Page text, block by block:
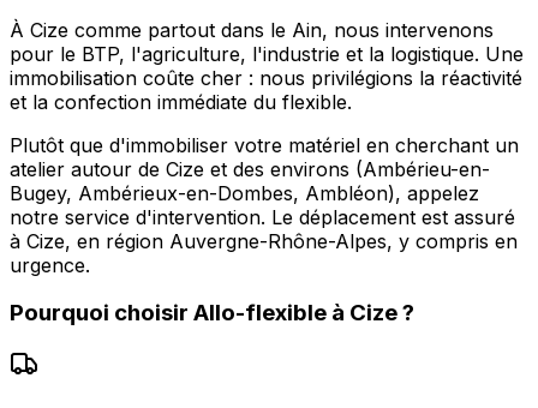
À Cize comme partout dans le Ain, nous intervenons
pour le BTP, l'agriculture, l'industrie et la logistique. Une
immobilisation coûte cher : nous privilégions la réactivité
et la confection immédiate du flexible.
Plutôt que d'immobiliser votre matériel en cherchant un
atelier autour de Cize et des environs (Ambérieu-en-
Bugey, Ambérieux-en-Dombes, Ambléon), appelez
notre service d'intervention. Le déplacement est assuré
à Cize, en région Auvergne-Rhône-Alpes, y compris en
urgence.
Pourquoi choisir Allo-flexible à Cize?